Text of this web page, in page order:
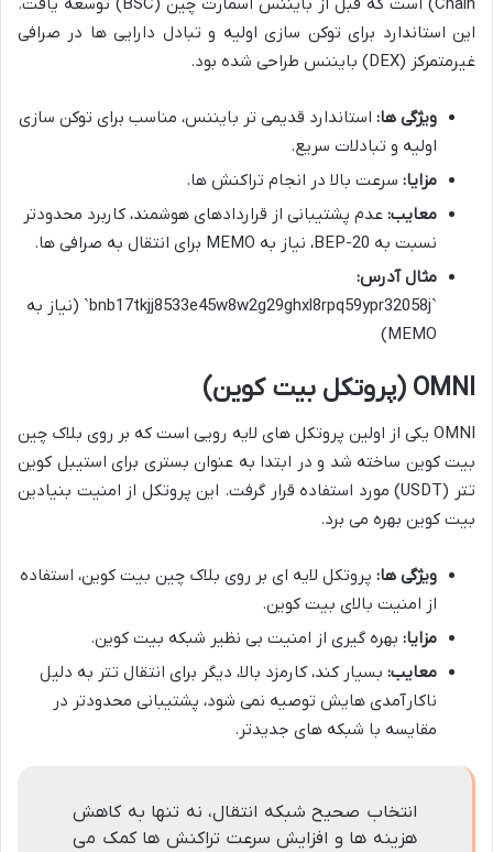
Chain) است که قبل از بایننس اسمارت چین (BSC) توسعه یافت.
این استاندارد برای توکن سازی اولیه و تبادل دارایی ها در صرافی
غیرمتمرکز (DEX) بایننس طراحی شده بود.
ویژگی ها: استاندارد قدیمی تر بایننس، مناسب برای توکن سازی
اولیه و تبادلات سریع.
مزایا: سرعت بالا در انجام تراکنش ها.
معایب: عدم پشتیبانی از قراردادهای هوشمند، کاربرد محدودتر
نسبت به BEP-20، نیاز به MEMO برای انتقال به صرافی ها.
مثال آدرس:
`bnb17tkjj8533e45w8w2g29ghxl8rpq59ypr32058j` (نیاز به
MEMO)
OMNI (پروتکل بیت کوین)
OMNI یکی از اولین پروتکل های لایه رویی است که بر روی بلاک چین
بیت کوین ساخته شد و در ابتدا به عنوان بستری برای استیبل کوین
تتر (USDT) مورد استفاده قرار گرفت. این پروتکل از امنیت بنیادین
بیت کوین بهره می برد.
ویژگی ها: پروتکل لایه ای بر روی بلاک چین بیت کوین، استفاده
از امنیت بالای بیت کوین.
مزایا: بهره گیری از امنیت بی نظیر شبکه بیت کوین.
معایب: بسیار کند، کارمزد بالا، دیگر برای انتقال تتر به دلیل
ناکارآمدی هایش توصیه نمی شود، پشتیبانی محدودتر در
مقایسه با شبکه های جدیدتر.
انتخاب صحیح شبکه انتقال، نه تنها به کاهش
هزینه ها و افزایش سرعت تراکنش ها کمک می